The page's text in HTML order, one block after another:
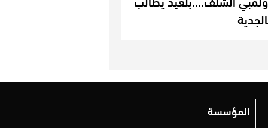
المؤسسة